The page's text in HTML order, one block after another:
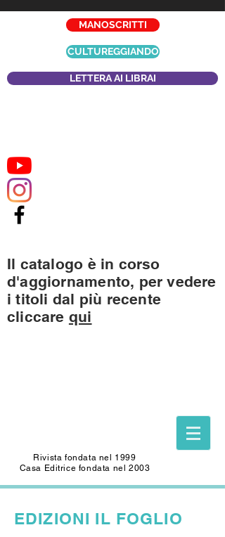
MANOSCRITTI
CULTUREGGIANDO
LETTERA AI LIBRAI
Il catalogo è in corso
d'aggiornamento, per vedere
i titoli dal più recente
cliccare qui
Rivista fondata nel 1999
Casa Editrice fondata nel 2003
EDIZIONI IL FOGLIO